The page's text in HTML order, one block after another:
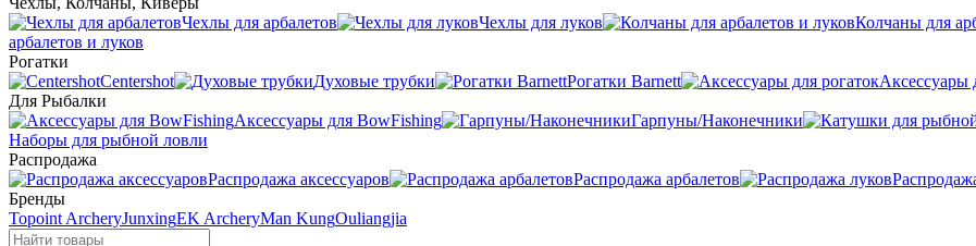
Чехлы для арбалетов
Чехлы для луков Колчаны для
арбалетов и луков
Рогатки
Centershot
Духовые трубки Рогатки Barnett Аксессуары
Для Рыбалки
Аксессуары для BowFishing
Гарпуны/Наконечники
Наборы для рыбной ловли
Распродажа
Распродажа аксессуаров
Распродажа арбалетов
Бренды
Topoint ArcheryJunxingEK ArcheryMan KungOuliangjia